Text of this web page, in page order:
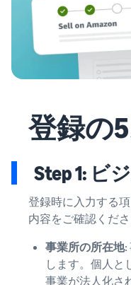
登録の
Step 1: ビ
登録時に入力する
内容をご確認くださ
事業所の所在地:
します。個人と
事業が法人化さ